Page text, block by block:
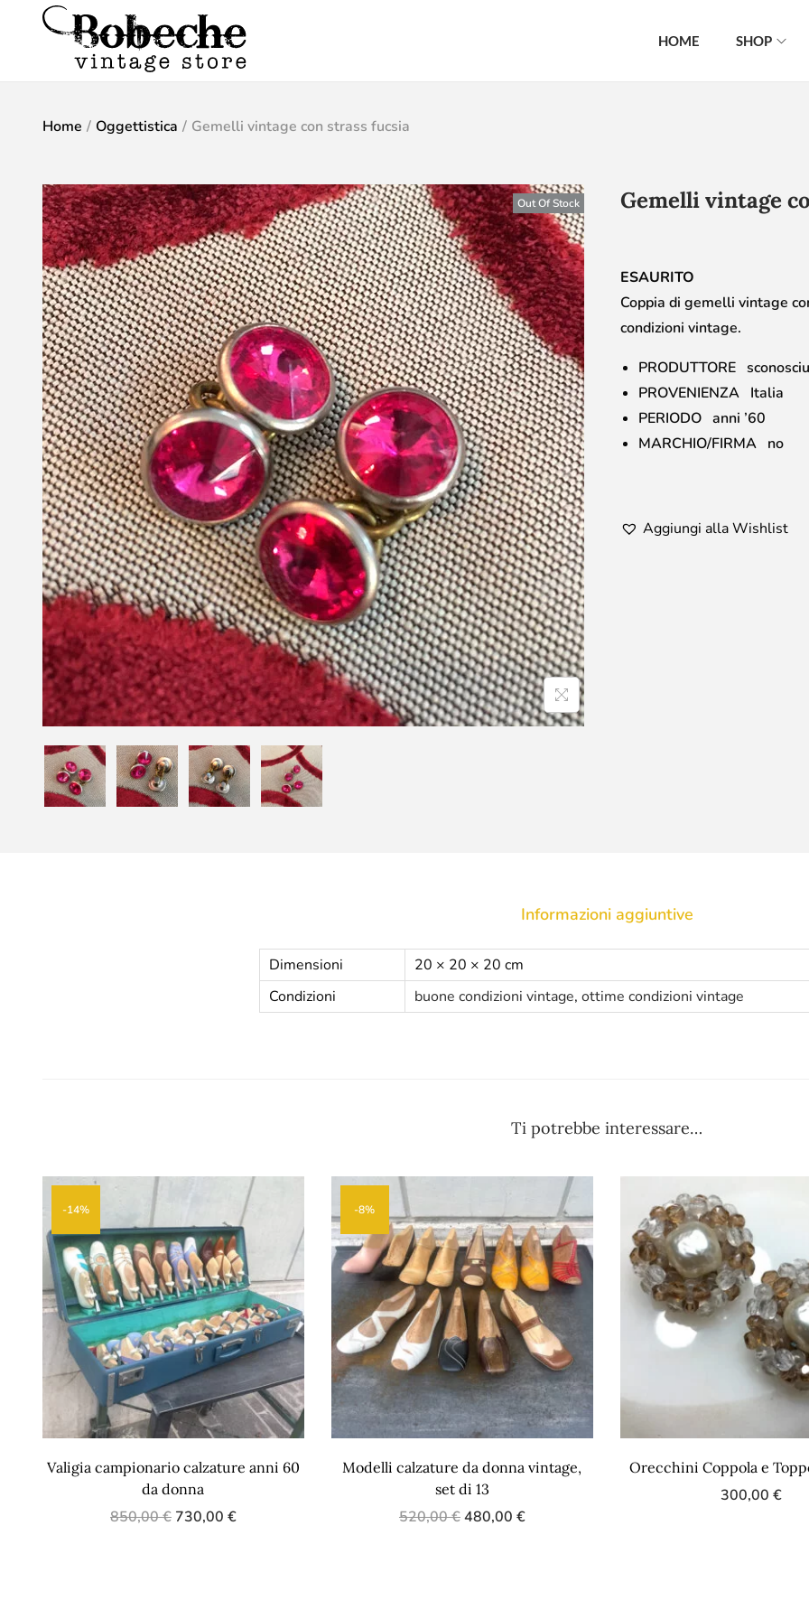
HOME SHOP
Home / Oggettistica / Gemelli vintage con strass fucsia
Out Of Stock Gemelli vintage
ESAURITO
Coppia di gemelli vintage
condizioni vintage.
PRODUTTORE
PROVENIENZA Italia
PERIODO anni ’60
MARCHIO/FIRMA no
Aggiungi alla Wishlist
Informazioni aggiuntive
Dimensioni
20 × 20 × 20 cm
Condizioni
buone condizioni vintage, ottime condizioni vintage
Ti potrebbe interessare…
-14%
Valigia campionario calzature anni 60
da donna
850,00€ 730,00 €
-8%
Modelli calzature da donna vintage,
set di 13
520,00€480,00 €
Orecchini Coppola e
300,00 €